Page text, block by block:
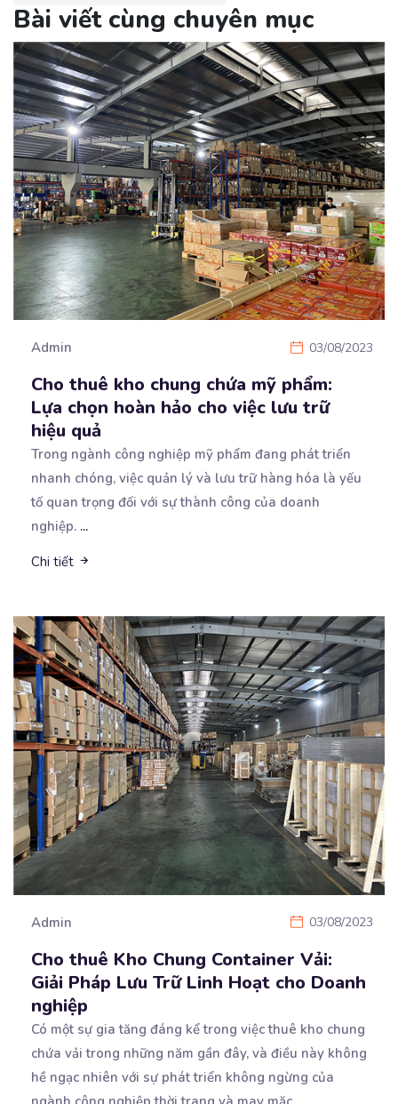
Bài viết cùng chuyên mục
Admin 03/08/2023
Cho thuê kho chung chứa mỹ phẩm:
Lựa chọn hoàn hảo cho việc lưu trữ
hiệu quả
Trong ngành công nghiệp mỹ phẩm đang phát triển
nhanh chóng, việc quản lý và lưu trữ hàng hóa là yếu
tố quan trọng đối với sự thành công của doanh
nghiệp. ...
Chi tiết
Admin 03/08/2023
Cho thuê Kho Chung Container Vải:
Giải Pháp Lưu Trữ Linh Hoạt cho Doanh
nghiệp
Có một sự gia tăng đáng kể trong việc thuê kho chung
chứa vải trong những năm gần đây, và điều này không
hề ngạc nhiên với sự phát triển không ngừng của